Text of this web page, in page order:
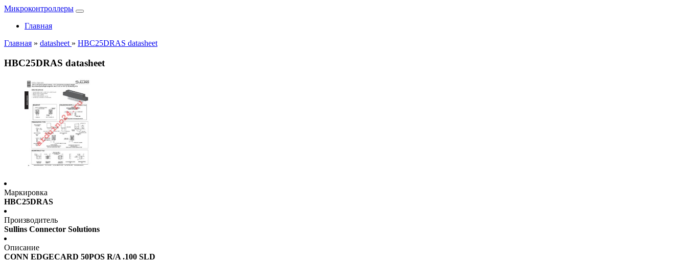
Микроконтроллеры
Главная
Главная » datasheet » HBC25DRAS datasheet
HBC25DRAS datasheet
Маркировка
HBC25DRAS
Производитель
Sullins Connector Solutions
Описание
CONN EDGECARD 50POS R/A .100 SLD